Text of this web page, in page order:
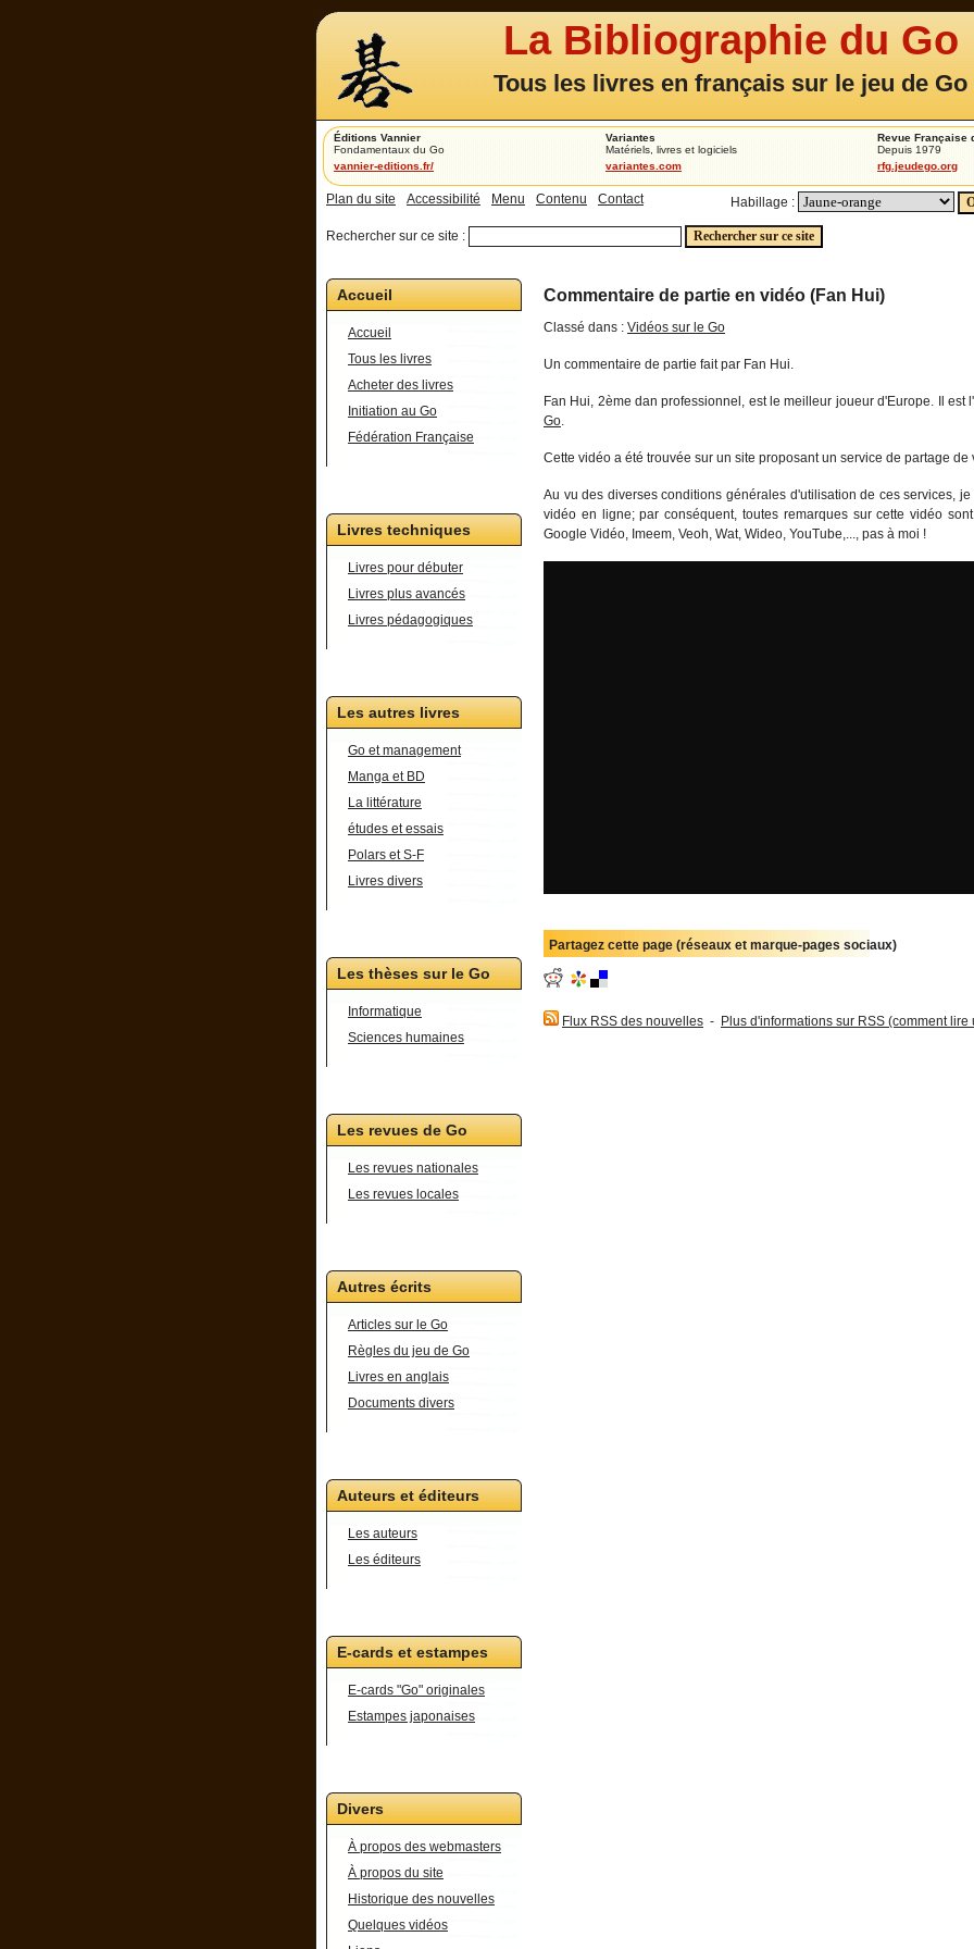
La Bibliographie du Go
Tous les livres en français sur le jeu de Go
Éditions Vannier
Fondamentaux du Go
vannier-editions.fr/
Variantes
Matériels, livres et logiciels
variantes.com
Revue Française
Depuis 1979
rfg.jeudego.org
Plan du site Accessibilité Menu Contenu Contact Habillage :
Rechercher sur ce site :
Accueil
Accueil
Tous les livres
Acheter des livres
Initiation au Go
Fédération Française
Livres techniques
Livres pour débuter
Livres plus avancés
Livres pédagogiques
Les autres livres
Go et management
Manga et BD
La littérature
études et essais
Polars et S-F
Livres divers
Les thèses sur le Go
Informatique
Sciences humaines
Les revues de Go
Les revues nationales
Les revues locales
Autres écrits
Articles sur le Go
Règles du jeu de Go
Livres en anglais
Documents divers
Auteurs et éditeurs
Les auteurs
Les éditeurs
E-cards et estampes
E-cards "Go" originales
Estampes japonaises
Divers
À propos des webmasters
À propos du site
Historique des nouvelles
Quelques vidéos
Commentaire de partie en vidéo (Fan Hui)
Classé dans : Vidéos sur le Go
Un commentaire de partie fait par Fan Hui.
Fan Hui, 2ème dan professionnel, est le meilleur joueur d'Europe. Il est
Go.
Cette vidéo a été trouvée sur un site proposant un service de partage de
Au vu des diverses conditions générales d'utilisation de ces services,
vidéo en ligne; par conséquent, toutes remarques sur cette vidéo
Google Vidéo, Imeem, Veoh, Wat, Wideo, YouTube,..., pas à moi !
Partagez cette page (réseaux et marque-pages sociaux)
Flux RSS des nouvelles - Plus d'informations sur RSS (comment lire